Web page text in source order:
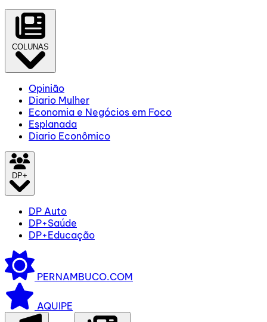
COLUNAS
Opinião
Diario Mulher
Economia e Negócios em Foco
Esplanada
Diario Econômico
DP+
DP Auto
DP+Saúde
DP+Educação
PERNAMBUCO.COM
AQUIPE